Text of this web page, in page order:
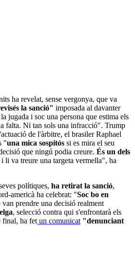
ha revelat, sense vergonya, que va
la sanció" imposada al davanter
jugada i soc una persona que estima els
falta. Ni tan sols una infracció". Trump
de l'àrbitre, el brasiler Raphael
"una mica sospitós si es mira el seu
que ningú podia creure. És un dels
i li va treure una targeta vermella", ha
polítiques, ha retirat la sanció,
americà ha celebrat: "Soc bo en
van prendre una decisió realment
, selecció contra qui s'enfrontarà els
final, ha fet un comunicat "denunciant